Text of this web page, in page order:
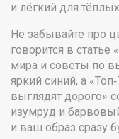
и лёгкий для
Не забывайте про
говорится в
мира и советы по
яркий синий, а
выглядят дорого»
изумруд и
и ваш образ сразу